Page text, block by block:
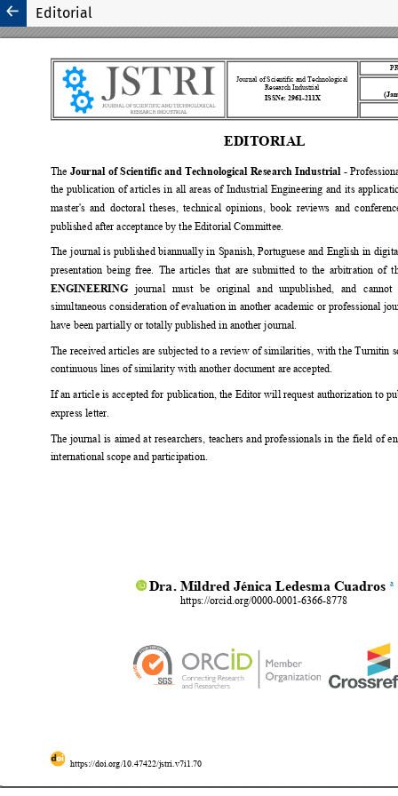
Editorial